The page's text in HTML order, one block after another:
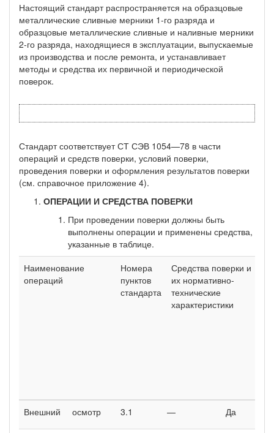
Настоящий стандарт распространяется на образцовые
металли­ческие сливные мерники 1-го разряда и
образцовые металлические сливные и наливные мерники
2-го разряда, находящиеся в эксплу­атации, выпускаемые
из производства и после ремонта, и устанав­ливает
методы и средства их первичной и периодической
поверок.
Стандарт соответствует СТ СЭВ 1054—78 в части
операций и средств поверки, условий поверки,
проведения поверки и оформле­ния результатов поверки
(см. справочное приложение 4).
ОПЕРАЦИИ И СРЕДСТВА ПОВЕРКИ
При проведении поверки должны быть
выполнены опера­ции и применены средства,
указанные в таблице.
Наименование
операций
Номера
пунктов
стандарта
Средства поверки и
их нормативно-
технические
характеристики
Внешний осмотр 3.1 — Да